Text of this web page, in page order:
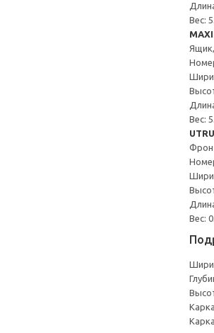
Вес:
Вес:
Вес: